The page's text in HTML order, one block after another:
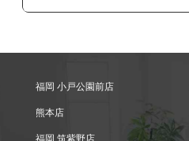
福岡 小戸公園前店
熊本店
福岡 筑紫野店